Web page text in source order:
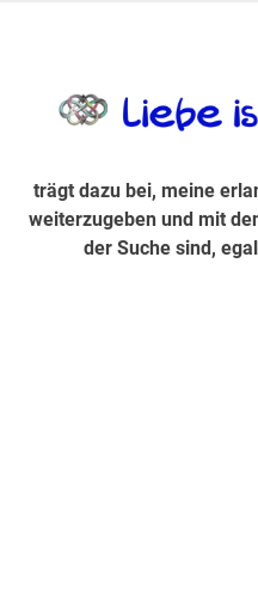
Suche sind,
trägt dazu bei, meine
weiterzugeben und mit
der Suche sind,